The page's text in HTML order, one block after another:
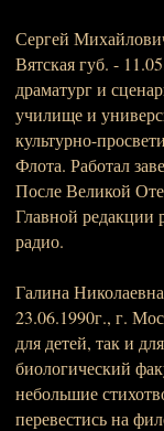
Сергей
Вятская губ. -
драматург и
училище и
культурно-
Флота. Работал
После Великой
Главной редакции
радио.
Галина
23.06.1990г., г.
для детей, так и
биологический
небольшие
перевестись на